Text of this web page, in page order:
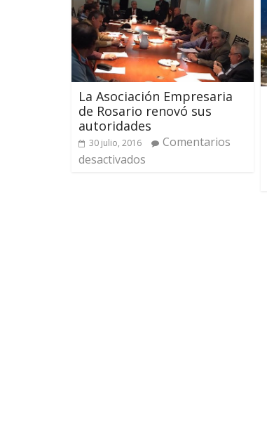
La Asociación Empresaria
de Rosario renovó sus
autoridades
30 julio, 2016
Comentarios
desactivados